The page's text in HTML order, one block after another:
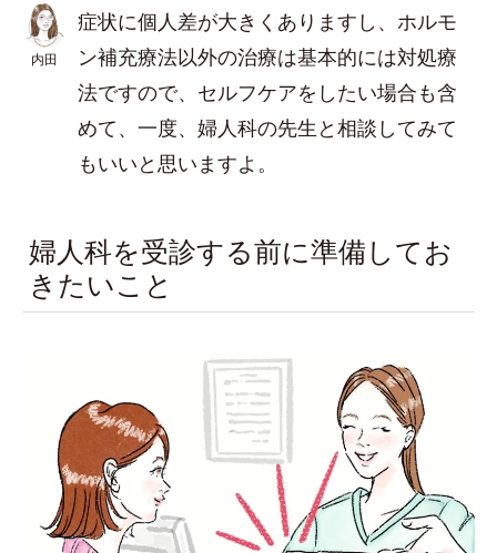
内田
症状に個人差が大きくありますし、ホルモ
ン補充療法以外の治療は基本的には対処療
法ですので、セルフケアをしたい場合も含
めて、一度、婦人科の先生と相談してみて
もいいと思いますよ。
婦人科を受診する前に準備してお
きたいこと